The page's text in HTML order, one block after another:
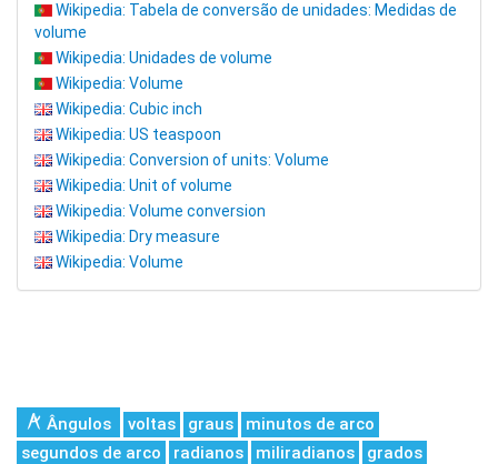
Wikipedia: Tabela de conversão de unidades: Medidas de
volume
Wikipedia: Unidades de volume
Wikipedia: Volume
Wikipedia: Cubic inch
Wikipedia: US teaspoon
Wikipedia: Conversion of units: Volume
Wikipedia: Unit of volume
Wikipedia: Volume conversion
Wikipedia: Dry measure
Wikipedia: Volume
Ângulos voltas graus
minutos de arco
segundos de arco
radianos miliradianos grados